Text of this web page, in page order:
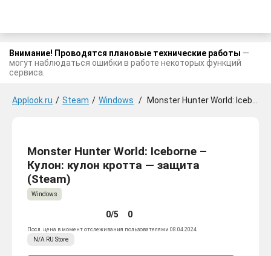
Внимание! Проводятся плановые технические работы —
могут наблюдаться ошибки в работе некоторых функций
сервиса.
Applook.ru / Steam / Windows / Monster Hunter World: Iceborne - Кулон: кулон кротта — защита
Monster Hunter World: Iceborne –
Кулон: кулон кротта — защита
(Steam)
Windows
0/5 0
Посл. цена в момент отслеживания пользователями 08.04.2024
N/A RU Store